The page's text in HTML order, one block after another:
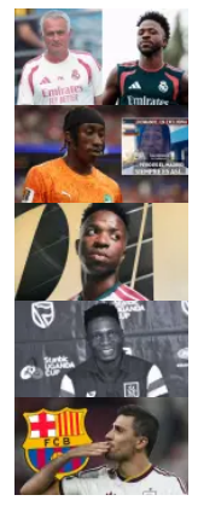
13
seconds